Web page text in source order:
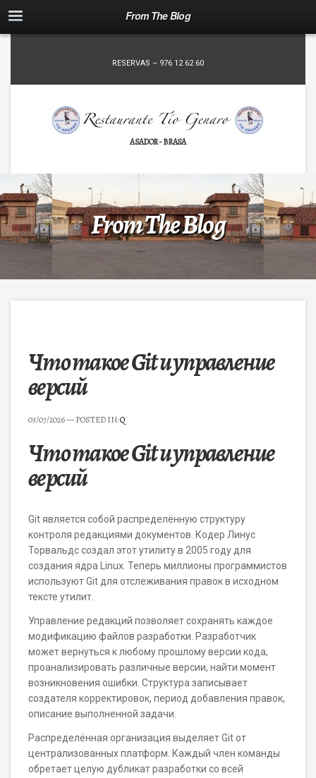
From The Blog
RESERVAS – 976 12 62 60
ASADOR - BRASA
From The Blog
Что такое Git и управление
версий
03/07/2026— POSTED IN:Q
Что такое Git и управление
версий
Git является собой распределённую структуру
контроля редакциями документов. Кодер Линус
Торвальдс создал этот утилиту в 2005 году для
создания ядра Linux. Теперь миллионы программистов
используют Git для отслеживания правок в исходном
тексте утилит.
Управление редакций позволяет сохранять каждое
модификацию файлов разработки. Разработчик
может вернуться к любому прошлому версии кода,
проанализировать различные версии, найти момент
возникновения ошибки. Структура записывает
создателя корректировок, период добавления правок,
описание выполненной задачи.
Распределённая организация выделяет Git от
централизованных платформ. Каждый член команды
обретает целую дубликат разработки со всей